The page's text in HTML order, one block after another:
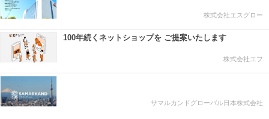
株式会社エスグロー
100年続くネットショップを ご提案いたします
株式会社エフ
サマルカンドグローバル日本株式会社